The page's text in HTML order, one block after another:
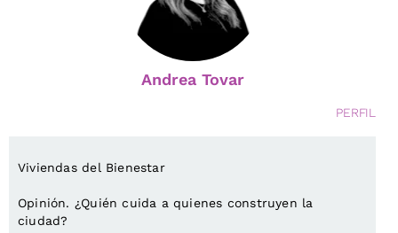
Andrea Tovar
PERFIL
Viviendas del Bienestar
Opinión. ¿Quién cuida a quienes construyen la
ciudad?